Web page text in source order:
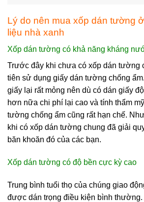
Lý do nên mua xốp dán tường
liệu nhà xanh
Xốp dán tường có khả năng kháng
Trước đây khi chưa có xốp dán tường
tiên sử dụng giấy dán tường chống
giấy lại rất mỏng nên dù có dán giấy
hơn nữa chi phí lại cao và tính thẩm
tường chống ẩm cũng rất hạn chế.
khi có xốp dán tường chung đã giải
băn khoăn đó của các bạn.
Xốp dán tường có độ bền cực kỳ cao
Trung bình tuổi thọ của chúng giao
được dán trọng điều kiện bình